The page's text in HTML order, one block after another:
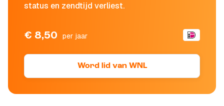
status en zendtijd verliest.
€ 8,50 per jaar
Word lid van WNL